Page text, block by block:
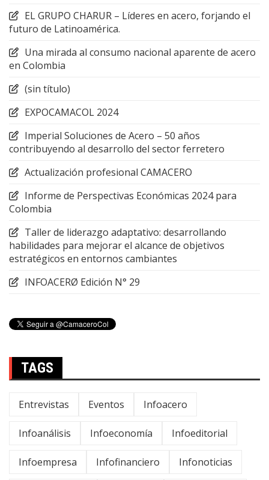
EL GRUPO CHARUR – Líderes en acero, forjando el
futuro de Latinoamérica.
Una mirada al consumo nacional aparente de acero
en Colombia
(sin título)
EXPOCAMACOL 2024
Imperial Soluciones de Acero – 50 años
contribuyendo al desarrollo del sector ferretero
Actualización profesional CAMACERO
Informe de Perspectivas Económicas 2024 para
Colombia
Taller de liderazgo adaptativo: desarrollando
habilidades para mejorar el alcance de objetivos
estratégicos en entornos cambiantes
INFOACERØ Edición N° 29
TAGS
Entrevistas Eventos Infoacero
Infoanálisis Infoeconomía Infoeditorial
Infoempresa Infofinanciero Infonoticias